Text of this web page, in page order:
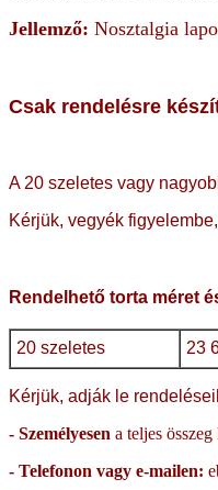
Jellemző: Nosztalgia
Csak rendelésre
A 20 szeletes vagy
Kérjük, vegyék
Rendelhető torta méret
20 szeletes 23
Kérjük, adják le
- Személyesen a teljes
- Telefonon vagy e-mailen: